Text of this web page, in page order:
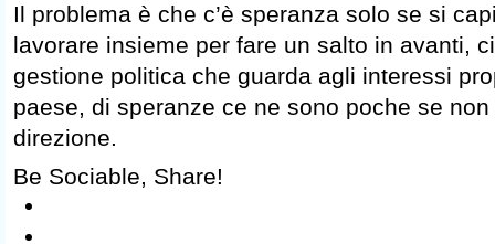
Il problema è che c’è speranza solo se si
lavorare insieme per fare un salto in avanti,
gestione politica che guarda agli interessi
paese, di speranze ce ne sono poche se
direzione.
Be Sociable, Share!